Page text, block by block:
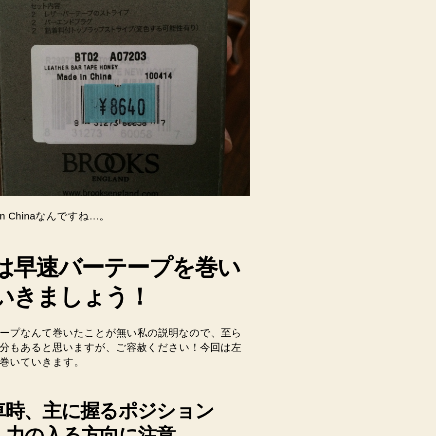
Chinaなんですね…。
早速バーテープを巻い
きましょう！
プなんて巻いたことが無い私の説明なので、至ら
もあると思いますが、ご容赦ください！今回は左
いていきます。
時、主に握るポジション